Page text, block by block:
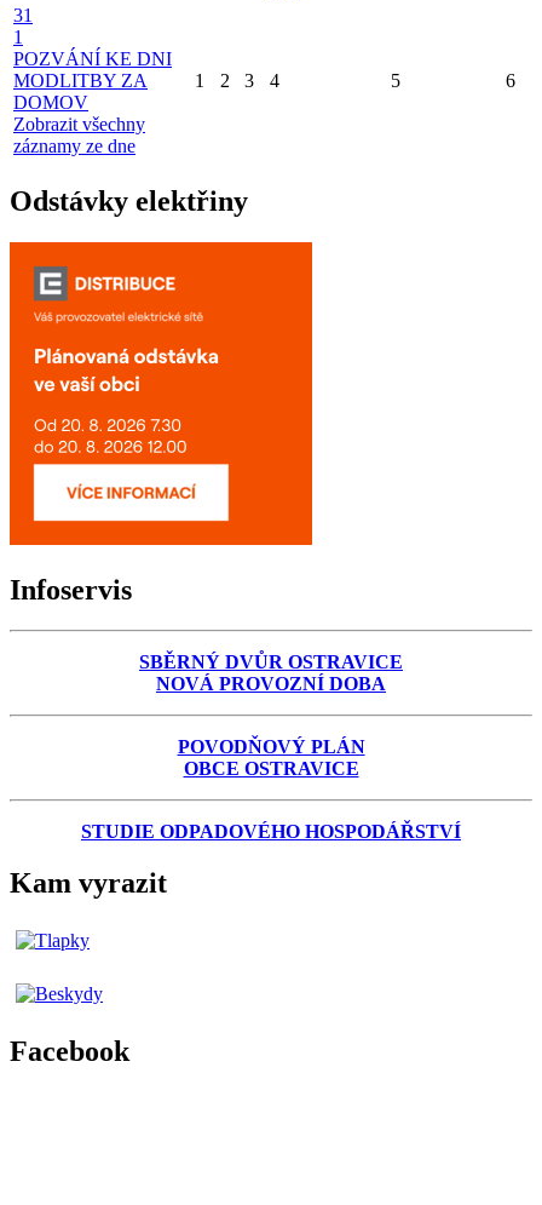
31
1
POZVÁNÍ KE DNI
MODLITBY ZA
DOMOV
Zobrazit všechny
záznamy ze dne
1 2 3 4 5 6
Odstávky elektřiny
Infoservis
SBĚRNÝ DVŮR OSTRAVICE
NOVÁ PROVOZNÍ DOBA
POVODŇOVÝ PLÁN
OBCE OSTRAVICE
STUDIE ODPADOVÉHO HOSPODÁŘSTVÍ
Kam vyrazit
Facebook